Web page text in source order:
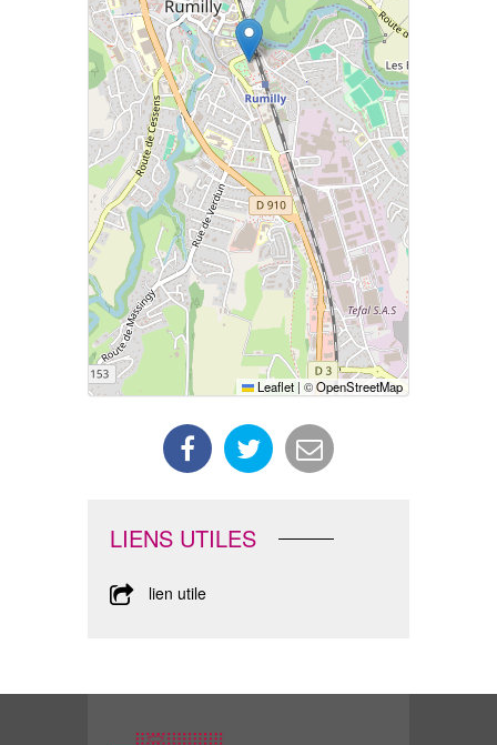
Leaflet| ©OpenStreetMap
LIENS UTILES
lien utile